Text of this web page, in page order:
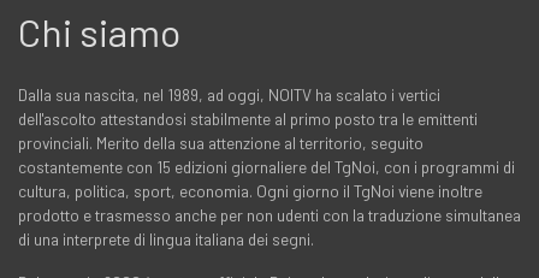
Chi siamo
Dalla sua nascita, nel 1989, ad oggi, NOITV ha scalato i vertici
dell'ascolto attestandosi stabilmente al primo posto tra le emittenti
provinciali. Merito della sua attenzione al territorio, seguito
costantemente con 15 edizioni giornaliere del TgNoi, con i programmi di
cultura, politica, sport, economia. Ogni giorno il TgNoi viene inoltre
prodotto e trasmesso anche per non udenti con la traduzione simultanea
di una interprete di lingua italiana dei segni.